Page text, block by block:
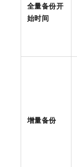
全量备份开
始时间
增量备份